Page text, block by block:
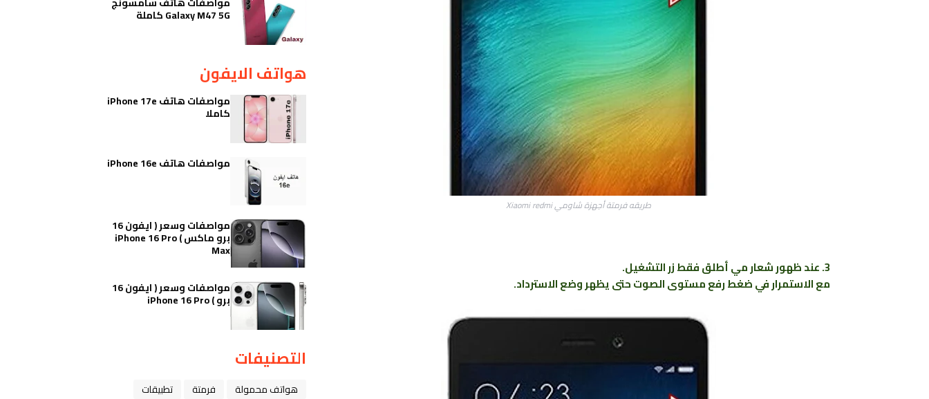
طريقه فرمتة أجهزة شاومي Xiaomi redmi
3. عند ظهور شعار مي أطلق فقط زر التشغيل.
مع الاستمرار في ضغط رفع مستوى الصوت حتى يظهر وضع الاسترداد.
Galaxy M47 5G كاملة
هواتف الايفون
مواصفات هاتف iPhone 17e
كاملا
مواصفات هاتف iPhone 16e
مواصفات وسعر ( ايفون 16
برو ماكس ) iPhone 16 Pro
Max
مواصفات وسعر ( ايفون 16
برو ) iPhone 16 Pro
التصنيفات
هواتف محمولة فرمتة
تطبيقات